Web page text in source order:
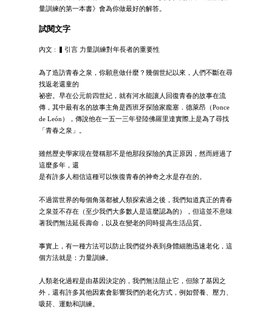
量訓練的第一本書》會為你做最好的解答。
試閱文字
內文 : ▍引言 力量訓練對年長者的重要性
為了造訪青春之泉，你願意做什麼？幾個世紀以來，人們不斷在尋
找返老還童的
祕密。早在公元前四世紀，就有河水能讓人回復青春的故事在流
傳，其中最有名的故事主角是西班牙探險家龐塞．德萊昂（Ponce
de León），傳說他在一五一三年登陸佛羅里達實際上是為了尋找
「青春之泉」。
雖然歷史學家現在聲稱那不是他那段探險的真正原因，然而經過了
這麼多年，還
是有許多人相信這種可以恢復青春的神奇之水是存在的。
不過當世界的每個角落都被人類探索過之後，我們知道真正的青春
之泉並不存在（至少我們大多數人是這麼認為的），但這並不意味
著我們無法延長壽命，以及在變老的同時提高生活品質。
事實上，有一種方法可以防止我們從外表到身體細胞迅速老化，這
個方法就是：力量訓練。
人類老化過程是由基因決定的，我們無法阻止它，但除了基因之
外，還有許多其他因素會影響我們的老化方式，例如營養、壓力、
吸菸、運動和訓練。